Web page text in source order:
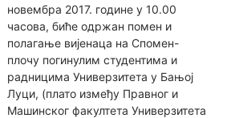
новембра 2017. године у 10.00
часова, биће одржан помен и
полагање вијенаца на Спомен-
плочу погинулим студентима и
радницима Универзитета у Бањој
Луци, (плато између Правног и
Машинског факултета Универзитета